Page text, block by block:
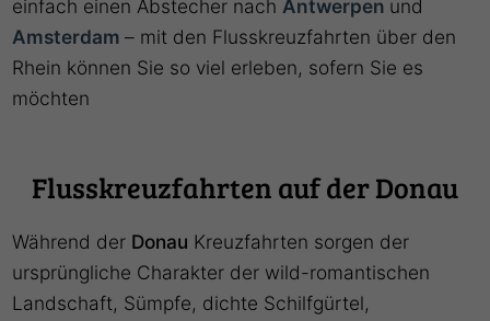
einfach einen Abstecher nach Antwerpen und
Amsterdam– mit den Flusskreuzfahrten über den
Rhein können Sie so viel erleben, sofern Sie es
möchten
Flusskreuzfahrten auf der Donau
Während der Donau Kreuzfahrten sorgen der
ursprüngliche Charakter der wild-romantischen
Landschaft, Sümpfe, dichte Schilfgürtel,